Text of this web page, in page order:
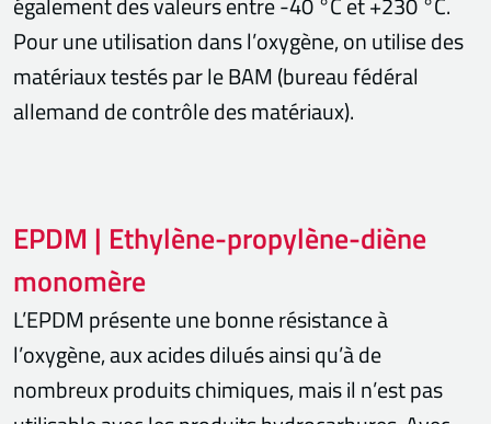
Pour une utilisation dans l’oxygène, on utilise des
matériaux testés par le BAM (bureau fédéral
allemand de contrôle des matériaux).
EPDM | Ethylène-propylène-diène
monomère
L’EPDM présente une bonne résistance à
l’oxygène, aux acides dilués ainsi qu’à de
nombreux produits chimiques, mais il n’est pas